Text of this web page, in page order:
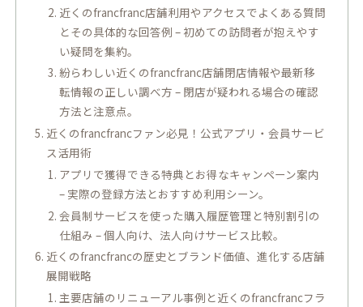
近くのfrancfranc店舗利用やアクセスでよくある質問
とその具体的な回答例 – 初めての訪問者が抱えやす
い疑問を集約。
紛らわしい近くのfrancfranc店舗閉店情報や最新移
転情報の正しい調べ方 – 閉店が疑われる場合の確認
方法と注意点。
近くのfrancfrancファン必見！公式アプリ・会員サービ
ス活用術
アプリで獲得できる特典とお得なキャンペーン案内
– 実際の登録方法とおすすめ利用シーン。
会員制サービスを使った購入履歴管理と特別割引の
仕組み – 個人向け、法人向けサービス比較。
近くのfrancfrancの歴史とブランド価値、進化する店舗
展開戦略
主要店舗のリニューアル事例と近くのfrancfrancフラ